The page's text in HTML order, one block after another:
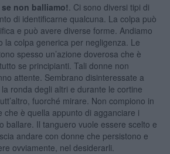
non balliamo! . Ci sono diversi tipi di
di identificarne qualcuna. La colpa può
e può avere diverse forme. Andiamo
la colpa generica per negligenza. Le
spesso un’azione doverosa che è
se principianti. Tali donne non
attente. Sembrano disinteressate a
ronda degli altri e durante le cortine
fuorché mirare. Non compiono in
che è quella appunto di agganciare i
ballare. Il tanguero vuole essere scelto e
andare con donne che persistono e
ovviamente, nel desiderarli.